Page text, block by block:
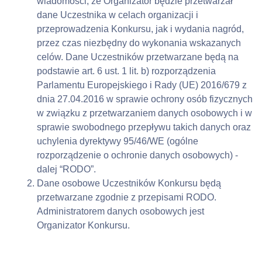
dane Uczestnika w celach organizacji i
przeprowadzenia Konkursu, jak i wydania nagród,
przez czas niezbędny do wykonania wskazanych
celów. Dane Uczestników przetwarzane będą na
podstawie art. 6 ust. 1 lit. b) rozporządzenia
Parlamentu Europejskiego i Rady (UE) 2016/679 z
dnia 27.04.2016 w sprawie ochrony osób fizycznych
w związku z przetwarzaniem danych osobowych i w
sprawie swobodnego przepływu takich danych oraz
uchylenia dyrektywy 95/46/WE (ogólne
rozporządzenie o ochronie danych osobowych) -
dalej “RODO”.
Dane osobowe Uczestników Konkursu będą
przetwarzane zgodnie z przepisami RODO.
Administratorem danych osobowych jest
Organizator Konkursu.